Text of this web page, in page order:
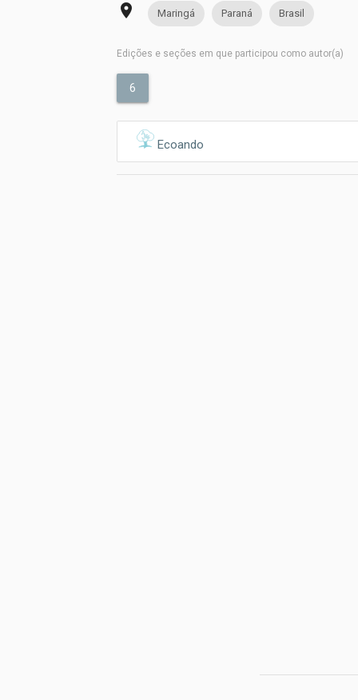
place Maringá Paraná Brasil
Edições e seções em que participou como autor(a)
6
Ecoando